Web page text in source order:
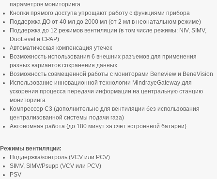
параметров мониторинга
Кнопки прямого доступа упрощают работу с функциями прибора
Поддержка ДО от 40 мл до 2000 мл (от 2 мл в неонатальном режиме)
Поддержка до 12 режимов вентиляции (в том числе режимы: NIV, SIMV,
DuoLevel и CPAP)
Автоматическая компенсация утечек
Возможность использования 6 внешних разъемов для применения
разных вариантов сохранения данных
Возможность совмещенной работы с мониторами Beneview и BeneVision
Использование инновационной технологии MindrayeGateway для
ускорения процесса передачи информации на центральную станцию
мониторинга
Компрессор С3 (дополнительно для вентиляции без использования
централизованной системы подачи газа)
Автономная работа (до 180 минут за счет встроенной батареи)
Режимы вентиляции:
Поддержка/контроль (VCV или PCV)
SIMV, SIMV/Psupp (VCV или PCV)
PSV